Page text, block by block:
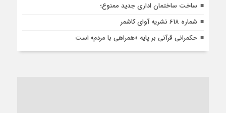
ساخت ساختمان اداری جدید ممنوع؛
شماره 618 نشریه آوای کاشمر
حکمرانی قرآنی بر پایه «همراهی با مردم» است